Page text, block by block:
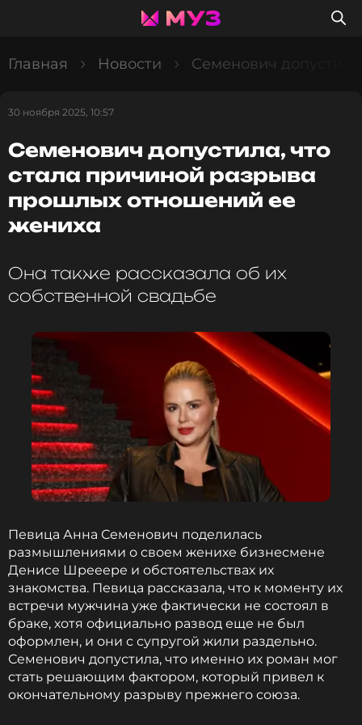
Главная Новости Семенович
30 ноября 2025, 10:57
Семенович допустила, что
стала причиной разрыва
прошлых отношений ее
жениха
Она также рассказала об их
собственной свадьбе
Певица Анна Семенович поделилась
размышлениями о своем женихе бизнесмене
Денисе Шрееере и обстоятельствах их
знакомства. Певица рассказала, что к моменту их
встречи мужчина уже фактически не состоял в
браке, хотя официально развод еще не был
оформлен, и они с супругой жили раздельно.
Семенович допустила, что именно их роман мог
стать решающим фактором, который привел к
окончательному разрыву прежнего союза.